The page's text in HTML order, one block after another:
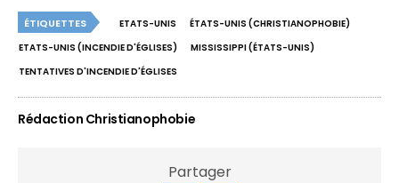
ÉTIQUETTES ETATS-UNIS
ÉTATS-UNIS (CHRISTIANOPHOBIE)
ETATS-UNIS (INCENDIE D'ÉGLISES)
MISSISSIPPI (ÉTATS-UNIS)
TENTATIVES D'INCENDIE D'ÉGLISES
Rédaction Christianophobie
Partager